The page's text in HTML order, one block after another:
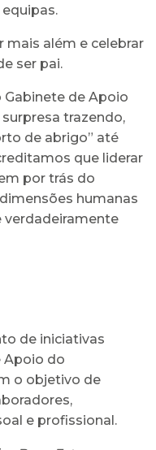
mais além e celebrar
ser pai.
de Apoio
trazendo,
de abrigo” até
que liderar
por trás do
humanas
verdadeiramente
de iniciativas
Apoio do
o objetivo de
e profissional.